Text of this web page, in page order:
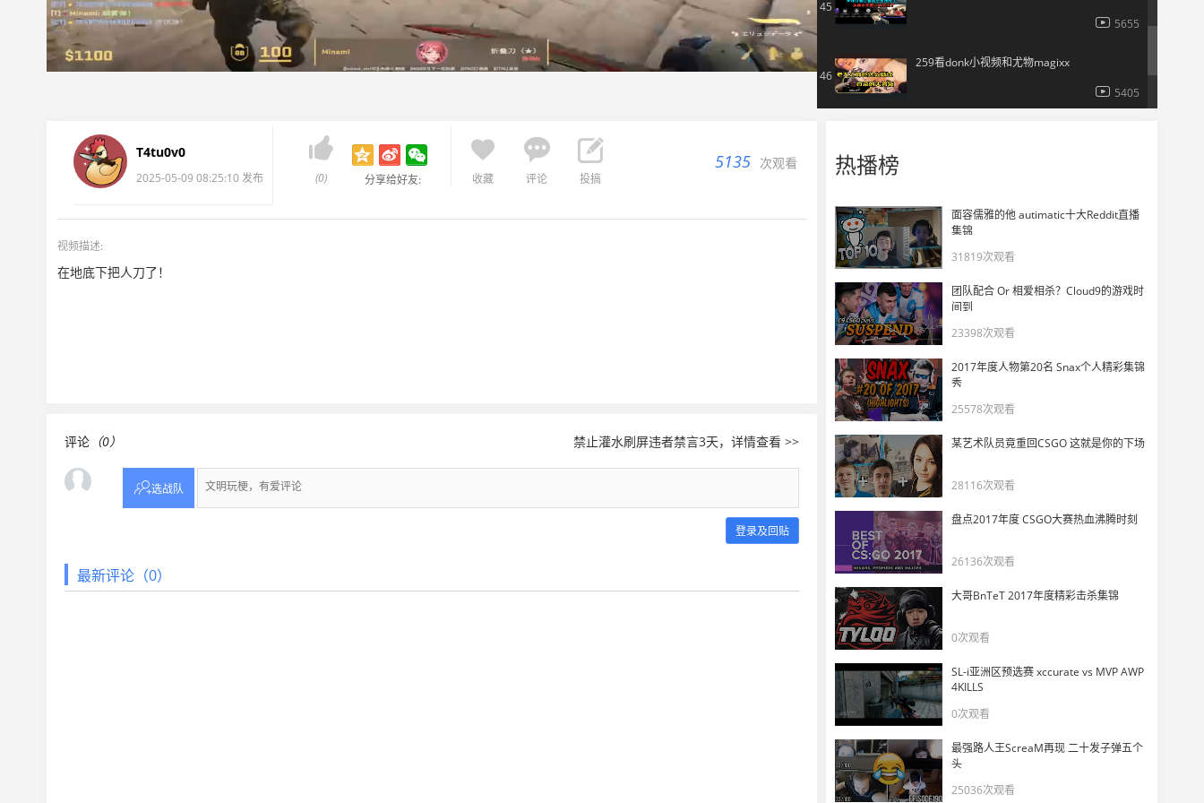
45
5655
46
259看donk小视频和尤物magixx
5405
BLAST Rivals 搞笑瞬间
4150
游戏日常-其实只是不想面对
9928
T4tu0v0
2025-05-09 08:25:10 发布

(0) 分享给好友:

收藏

评论

投搞
5135 次观看
视频描述:
在地底下把人刀了！
禁止灌水刷屏违者禁言3天，详情查看 >>
评论 （0）
选战队
登录及回贴
最新评论（0）
热播榜
面容儒雅的他 autimatic十大Reddit直播
集锦
31819次观看
团队配合 Or 相爱相杀？Cloud9的游戏时
间到
23398次观看
2017年度人物第20名 Snax个人精彩集锦
秀
25578次观看
某艺术队员竟重回CSGO 这就是你的下场
28116次观看
盘点2017年度 CSGO大赛热血沸腾时刻
26136次观看
大哥BnTeT 2017年度精彩击杀集锦
0次观看
SL-i亚洲区预选赛 xccurate vs MVP AWP
4KILLS
0次观看
最强路人王ScreaM再现 二十发子弹五个
头
25036次观看